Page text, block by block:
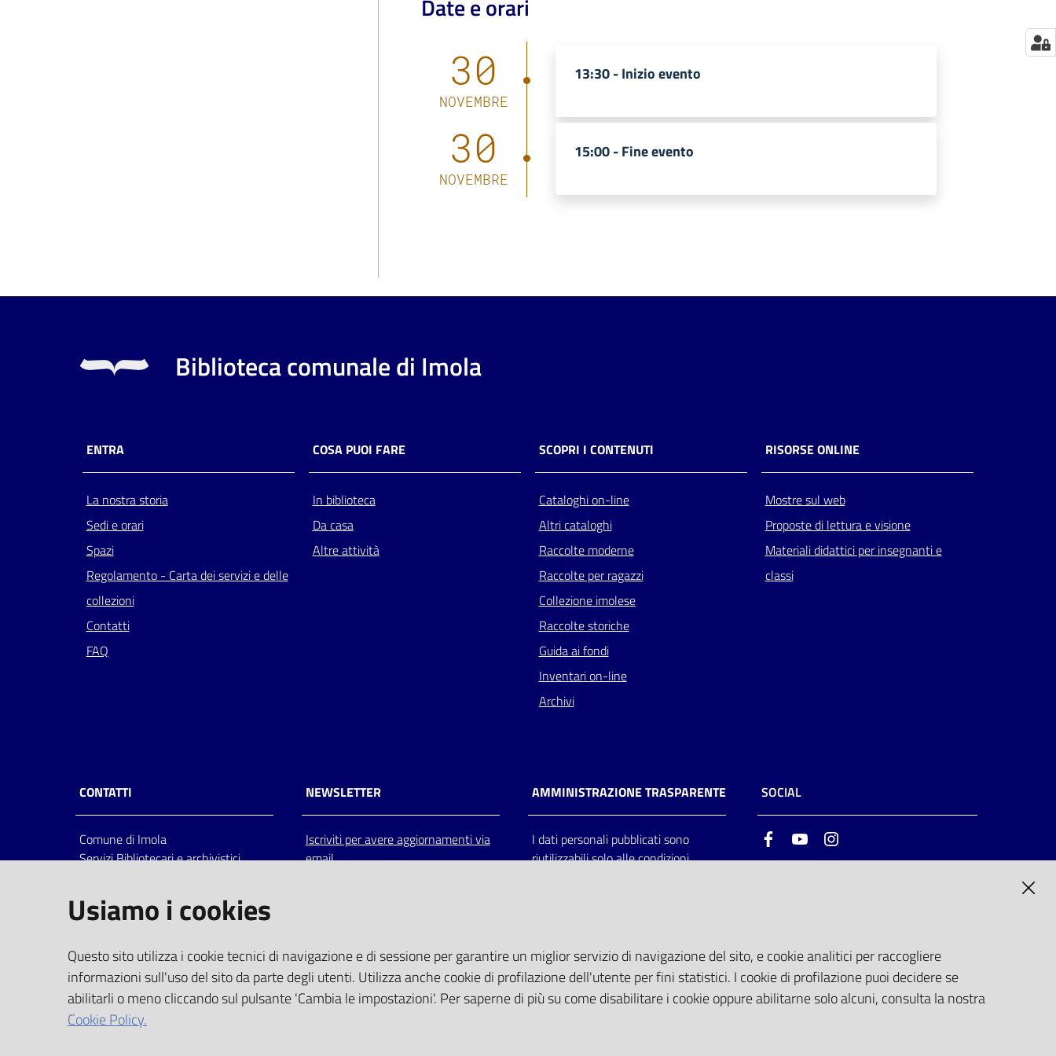
Date e orari
30
NOVEMBRE
13:30 -Inizio evento
30
NOVEMBRE
15:00 -Fine evento
Biblioteca comunale di Imola
ENTRA
La nostra storia
Sedi e orari
Spazi
Regolamento - Carta dei servizi e delle
collezioni
Contatti
FAQ
COSA PUOI FARE
In biblioteca
Da casa
Altre attività
SCOPRI I CONTENUTI
Cataloghi on-line
Altri cataloghi
Raccolte moderne
Raccolte per ragazzi
Collezione imolese
Raccolte storiche
Guida ai fondi
Inventari on-line
Archivi
RISORSE ONLINE
Mostre sul web
Proposte di lettura e visione
Materiali didattici per insegnanti e
classi
CONTATTI
Comune di Imola
Servizi Bibliotecari e archivistici
Italia
centralino: tel 0542.6026.36 fax
bim@comune.imola.bo.it
PEC
comune.imola@cert.provincia.bo.it
P.IVA 00523381200
C.F. 00794470377
NEWSLETTER
Iscriviti per avere aggiornamenti via
email
AMMINISTRAZIONE TRASPARENTE
I dati personali pubblicati sono
riutilizzabili solo alle condizioni
SOCIAL
FacebookYoutube
Usiamo i cookies
Questo sito utilizza i cookie tecnici di navigazione e di sessione per garantire un miglior servizio di navigazione del sito, e cookie analitici per raccogliere
informazioni sull'uso del sito da parte degli utenti. Utilizza anche cookie di profilazione dell'utente per fini statistici. I cookie di profilazione puoi decidere se
abilitarli o meno cliccando sul pulsante 'Cambia le impostazioni'. Per saperne di più su come disabilitare i cookie oppure abilitarne solo alcuni, consulta la nostra
Cookie Policy.